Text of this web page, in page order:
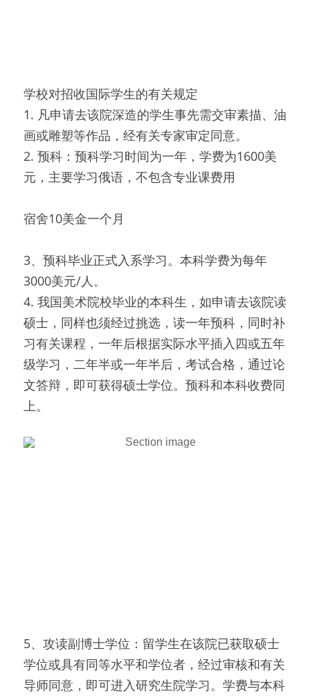
学校对招收国际学生的有关规定
1. 凡申请去该院深造的学生事先需交审素描、油
画或雕塑等作品，经有关专家审定同意。
2. 预科：预科学习时间为一年，学费为1600美
元，主要学习俄语，不包含专业课费用
宿舍10美金一个月
3、预科毕业正式入系学习。本科学费为每年
3000美元/人。
4. 我国美术院校毕业的本科生，如申请去该院读
硕士，同样也须经过挑选，读一年预科，同时补
习有关课程，一年后根据实际水平插入四或五年
级学习，二年半或一年半后，考试合格，通过论
文答辩，即可获得硕士学位。预科和本科收费同
上。
5、攻读副博士学位：留学生在该院已获取硕士
学位或具有同等水平和学位者，经过审核和有关
导师同意，即可进入研究生院学习。学费与本科